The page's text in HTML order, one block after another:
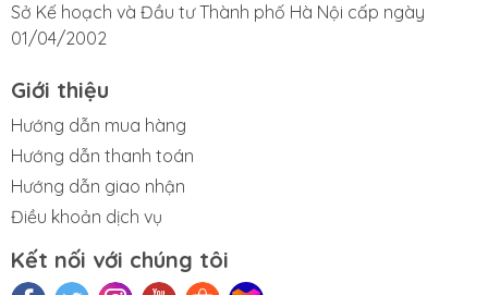
hoàn thiện cao nhất., chắc chắn sẽ giúp bạn có được
giải pháp hiệu quả và tiết kiệm nhất.
Những ưu điểm khi thay phản quang
điện thoại chính hãng tại Xoăn Store:
- Thái độ phục vụ chuyên nghiệp
- Vệ sinh máy miễn phí
- Đảm bảo quy trình thay phản quang iPhone XR một
Sở Kế hoạch và Đầu tư Thành phố Hà Nội cấp ngày
01/04/2002
Giới thiệu
Hướng dẫn mua hàng
Hướng dẫn thanh toán
Hướng dẫn giao nhận
Điều khoản dịch vụ
Kết nối với chúng tôi